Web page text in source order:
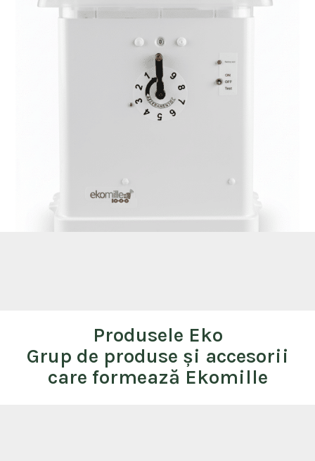
Produsele Eko
Grup de produse și accesorii
care formează Ekomille